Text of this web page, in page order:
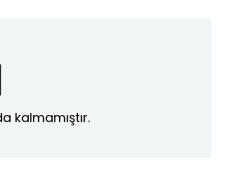
kalmamıştır.